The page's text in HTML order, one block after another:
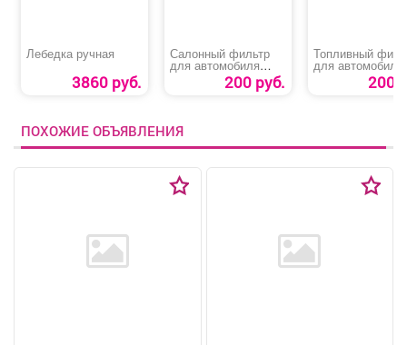
Лебедка ручная
3860 руб.
Салонный фильтр
для автомобиля
«Hyundai Solaris»
200 руб.
Топливный
для автомобиля
«Chevrolet200
ПОХОЖИЕ ОБЪЯВЛЕНИЯ